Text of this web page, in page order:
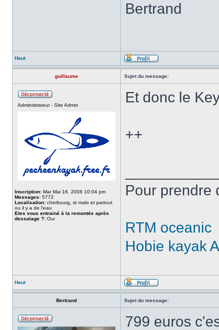
Bertrand
Haut
guillaume Sujet du message:
Administrateur - Site Admin
Inscription: Mar Mai 16, 2006 10:04 pm
Messages: 5772
Localisation: cherbourg, st malo et partout
ou il y a de l'eau
Etes vous entrainé à la remontée après
dessalage ?: Oui
Et donc le
++
Pour prendre
RTM oceanic
Hobie kayak
Haut
Bertrand Sujet du message:
799 euros